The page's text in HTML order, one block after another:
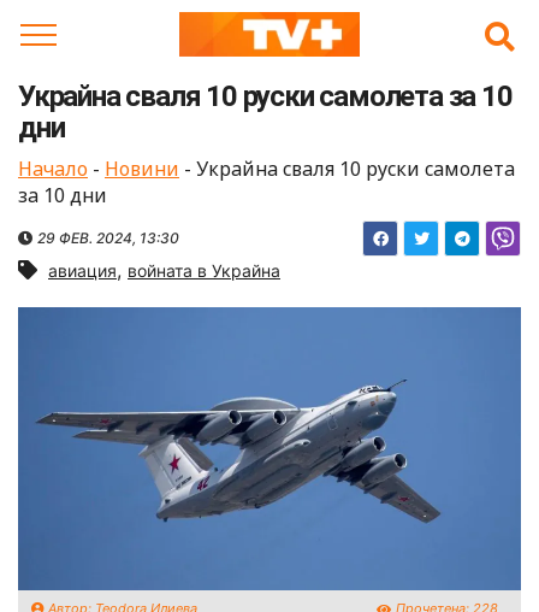
Украйна сваля 10 руски самолета за 10
дни
Начало - Новини - Украйна сваля 10 руски самолета
за 10 дни
29 ФЕВ. 2024, 13:30
авиация, войната в Украйна